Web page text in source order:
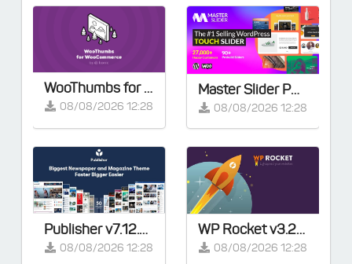
WooThumbs for WooCommerce v5.13.2
08/08/2026 12:28
Master Slider PRO v3.7.7 - Touch Layer Slider WordPress Plugin
08/08/2026 12:28
Publisher v7.12.0 – Magazine News Blog AMP – Full Demos
08/08/2026 12:28
WP Rocket v3.23.1.1 – Cache Plugin for WordPress
08/08/2026 12:28